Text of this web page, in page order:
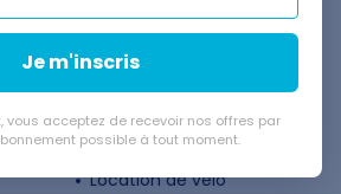
:
Entreprises
Services
Subventions
Politique de retour
Location de vélo
Je m'inscris
vous acceptez de recevoir nos offres par
possible à tout moment.